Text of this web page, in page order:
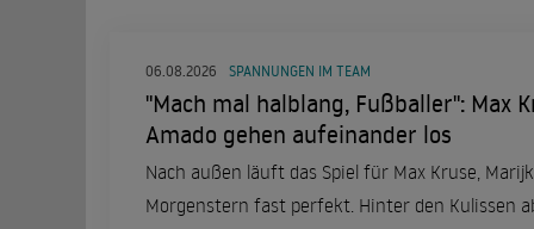
06.08.2026 SPANNUNGEN IM TEAM
"Mach mal halblang, Fußballer": Max
Amado gehen aufeinander los
Nach außen läuft das Spiel für Max Kruse,
Morgenstern fast perfekt. Hinter den Kulissen